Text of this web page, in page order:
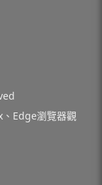
Edge瀏覽器觀